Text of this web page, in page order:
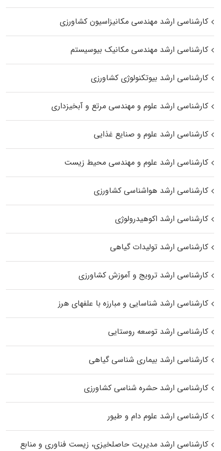
کارشناسی ارشد مهندسی مکانیزاسیون کشاورزی
کارشناسی ارشد مهندسی مکانیک بیوسیستم
کارشناسی ارشد بیوتکنولوژی کشاورزی
کارشناسی ارشد علوم و مهندسی مرتع و آبخیزداری
کارشناسی ارشد علوم و صنایع غذایی
کارشناسی ارشد علوم و مهندسی محیط زیست
کارشناسی ارشد هواشناسی کشاورزی
کارشناسی ارشد اکوهیدرولوژی
کارشناسی ارشد تولیدات گیاهی
کارشناسی ارشد ترویج و آموزش کشاورزی
کارشناسی ارشد شناسایی و مبارزه با علفهای هرز
کارشناسی ارشد توسعه روستایی
کارشناسی ارشد بیماری‌ شناسی گیاهی
کارشناسی ارشد حشره‌ شناسی کشاورزی
کارشناسی ارشد علوم دام و طیور
کارشناسی ارشد مدیریت حاصلخیزی، زیست فناوری و منابع